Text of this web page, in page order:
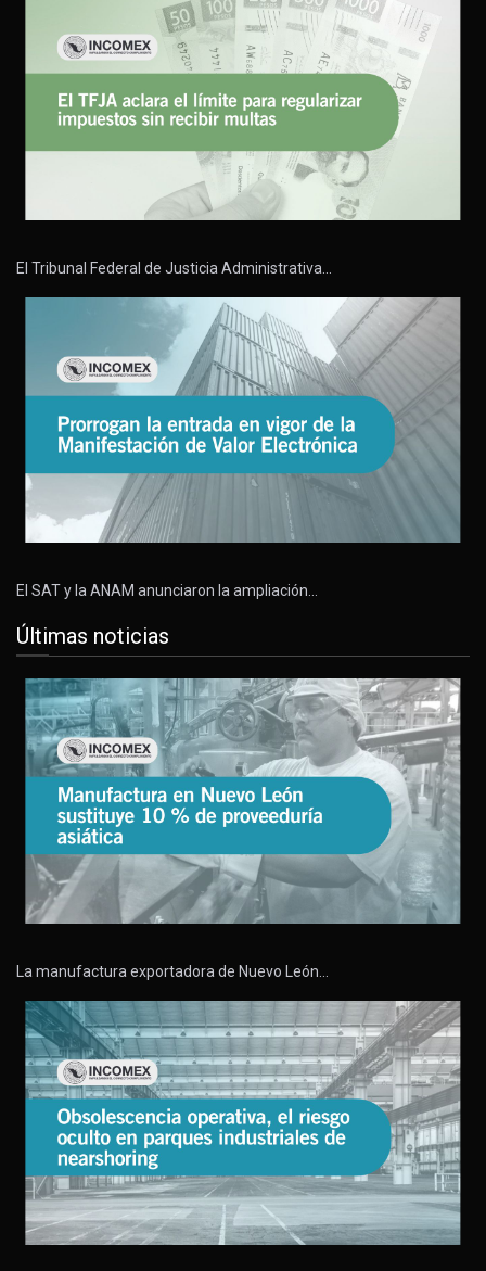
El Tribunal Federal de Justicia Administrativa…
El SAT y la ANAM anunciaron la ampliación…
Últimas noticias
La manufactura exportadora de Nuevo León…